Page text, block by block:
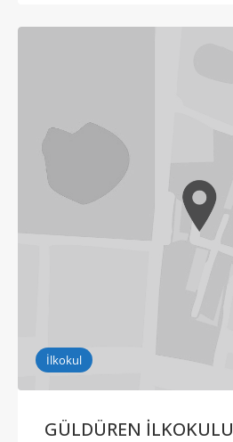
İlkokul
GÜLDÜREN İLKOKULU